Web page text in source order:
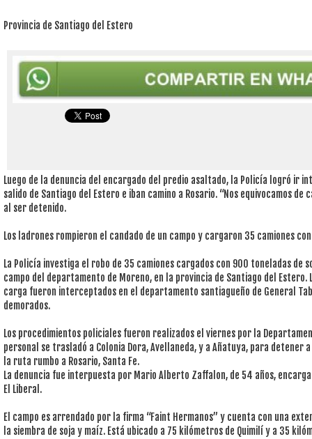
Provincia de Santiago del Estero
Luego de la denuncia del encargado del predio asaltado, la Policía logró ir
salido de Santiago del Estero e iban camino a Rosario. “Nos equivocamos
al ser detenido.
Los ladrones rompieron el candado de un campo y cargaron 35 camiones
La Policía investiga el robo de 35 camiones cargados con 900 toneladas de
campo del departamento de Moreno, en la provincia de Santiago del
carga fueron interceptados en el departamento santiagueño de General
demorados.
Los procedimientos policiales fueron realizados el viernes por la
personal se trasladó a Colonia Dora, Avellaneda, y a Añatuya, para detener
la ruta rumbo a Rosario, Santa Fe.
La denuncia fue interpuesta por Mario Alberto Zaffalon, de 54 años,
El Liberal.
El campo es arrendado por la firma “Faint Hermanos” y cuenta con una
la siembra de soja y maíz. Está ubicado a 75 kilómetros de Quimilí y a 35